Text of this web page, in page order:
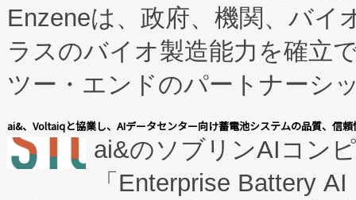
Enzeneは、政府、機関、バイ
ラスのバイオ製造能力を確立
ツー・エンドのパートナーシ
表しました。 同社の実績ある
manufacturing™ (FCCM™) プ
たNeXは、バイオ医薬品製造
ai&、Voltaiqと協業し、AIデータセンター向け蓄電池システムの品質、信
ai&のソブリンAIコン
「Enterprise Battery